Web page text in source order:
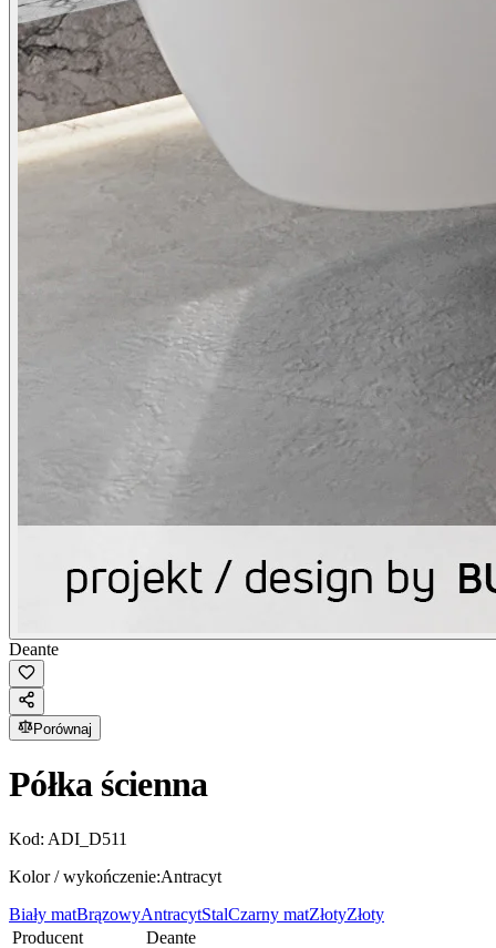
Deante
Porównaj
Półka ścienna
Kod: ADI_D511
Kolor / wykończenie:Antracyt
Biały matBrązowyAntracytStalCzarny matZłotyZłoty
Producent
Deante